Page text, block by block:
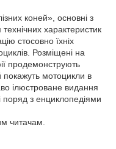
коней», основні з
характеристик
стосовно їхніх
Розміщені на
продемонструють
покажуть мотоцикли в
ілюстроване видання
поряд з енциклопедіями
читачам.